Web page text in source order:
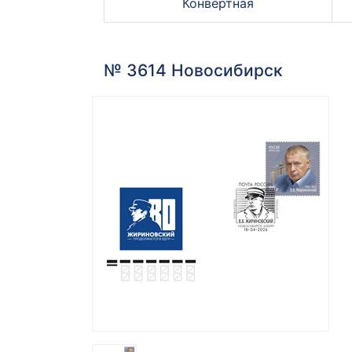
Конвертная
№ 3614 Новосибирск